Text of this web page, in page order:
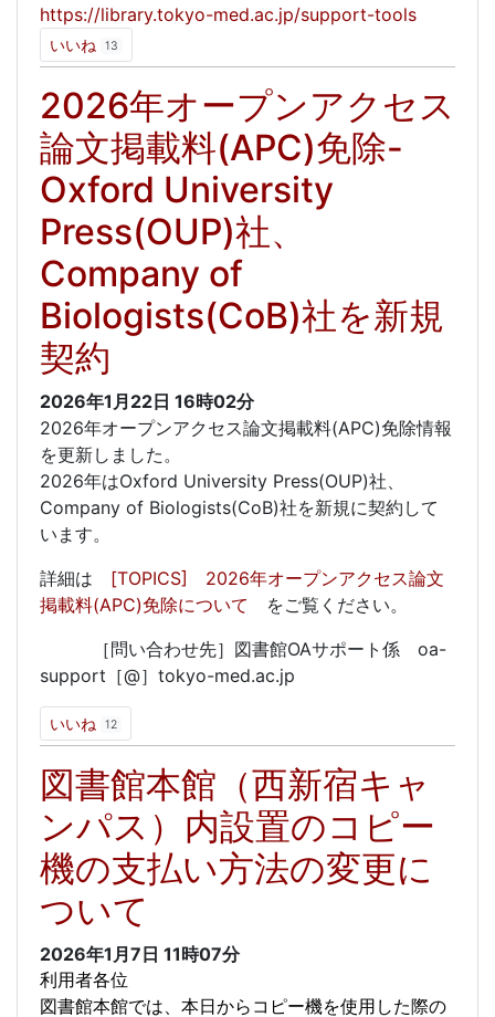
https://library.tokyo-med.ac.jp/support-tools
いいね 13
2026年オープンアクセス
論文掲載料(APC)免除-
Oxford University
Press(OUP)社、
Company of
Biologists(CoB)社を新規
契約
2026年1月22日 16時02分
2026年オープンアクセス論文掲載料(APC)免除情報
を更新しました。
2026年はOxford University Press(OUP)社、
Company of Biologists(CoB)社を新規に契約して
います。
詳細は [TOPICS] 2026年オープンアクセス論文
掲載料(APC)免除について をご覧ください。
［問い合わせ先］図書館OAサポート係 oa-
support［@］tokyo-med.ac.jp
いいね 12
図書館本館（西新宿キャ
ンパス）内設置のコピー
機の支払い方法の変更に
ついて
2026年1月7日 11時07分
利用者各位
図書館本館では、本日からコピー機を使用した際の